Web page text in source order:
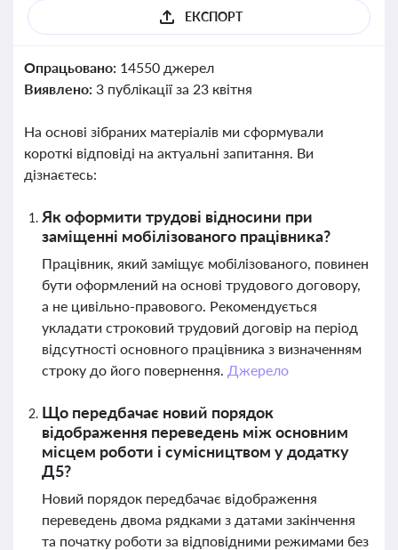
ЕКСПОРТ
Опрацьовано: 14550 джерел
Виявлено: 3 публікації за 23 квітня
На основі зібраних матеріалів ми сформували
короткі відповіді на актуальні запитання. Ви
дізнаєтесь:
Як оформити трудові відносини при
заміщенні мобілізованого працівника?
Працівник, який заміщує мобілізованого, повинен
бути оформлений на основі трудового договору,
а не цивільно-правового. Рекомендується
укладати строковий трудовий договір на період
відсутності основного працівника з визначенням
строку до його повернення. Джерело
Що передбачає новий порядок
відображення переведень між основним
місцем роботи і сумісництвом у додатку
Д5?
Новий порядок передбачає відображення
переведень двома рядками з датами закінчення
та початку роботи за відповідними режимами без